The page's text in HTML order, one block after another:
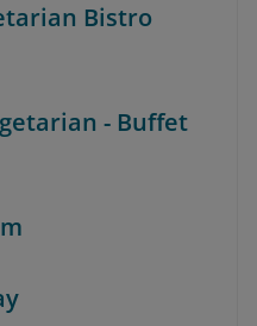
Bistro
- Buffet